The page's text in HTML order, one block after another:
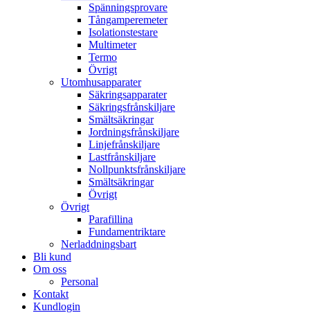
Spänningsprovare
Tångamperemeter
Isolationstestare
Multimeter
Termo
Övrigt
Utomhusapparater
Säkringsapparater
Säkringsfrånskiljare
Smältsäkringar
Jordningsfrånskiljare
Linjefrånskiljare
Lastfrånskiljare
Nollpunktsfrånskiljare
Smältsäkringar
Övrigt
Övrigt
Parafillina
Fundamentriktare
Nerladdningsbart
Bli kund
Om oss
Personal
Kontakt
Kundlogin